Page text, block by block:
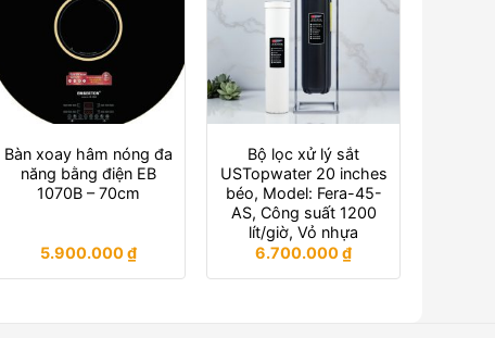
Bàn xoay hâm nóng đa
năng bằng điện EB
1070B – 70cm
5.900.000₫
Bộ lọc xử lý sắt
USTopwater 20 inches
béo, Model: Fera-45-
AS, Công suất 1200
lít/giờ, Vỏ nhựa
6.700.000₫